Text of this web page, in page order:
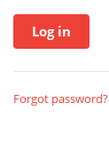
Forgot password?